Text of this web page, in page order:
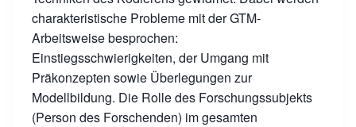
charakteristische Probleme mit der GTM-
Arbeitsweise besprochen:
Einstiegsschwierigkeiten, der Umgang mit
Präkonzepten sowie Überlegungen zur
Modellbildung. Die Rolle des Forschungssubjekts
(Person des Forschenden) im gesamten